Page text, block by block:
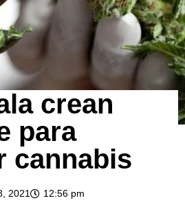
crean
para
cannabis
2021 12:56 pm